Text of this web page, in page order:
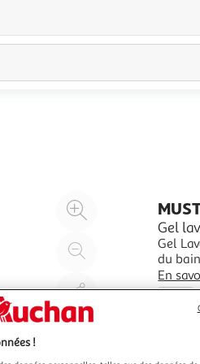
Agrandir
l'illustration
l'illustration
à
100
%
Partager
le
produit
Gel
Gel
du bain et
corps
En
!